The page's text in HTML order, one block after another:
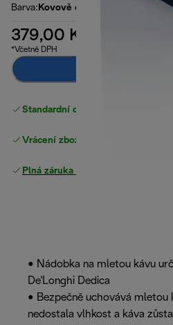
Barva: Kovově černá
379,00 Kč
*Včetně DPH
Standardní doručení zdarma
Vrácení zboží zdarma
Plná záruka výrobce
• Nádobka na mletou kávu
De'Longhi Dedica
• Bezpečně uchovává mletou
nedostala vlhkost a káva